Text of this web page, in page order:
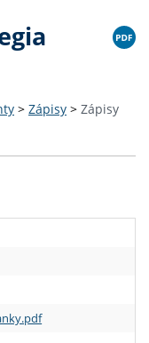
> Zápisy > Zápisy